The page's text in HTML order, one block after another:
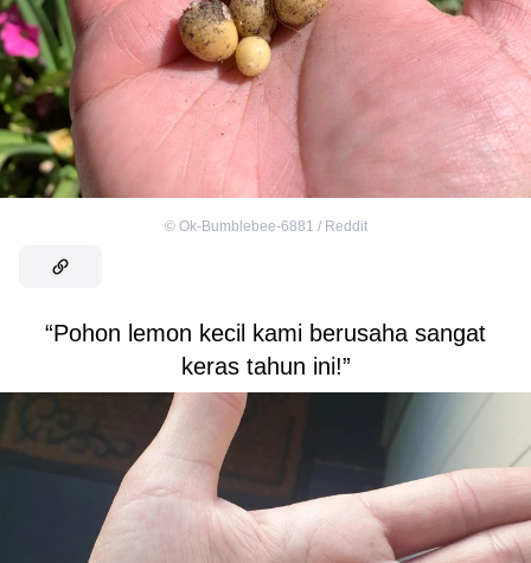
© Ok-Bumblebee-6881 / Reddit
“Pohon lemon kecil kami berusaha sangat
keras tahun ini!”